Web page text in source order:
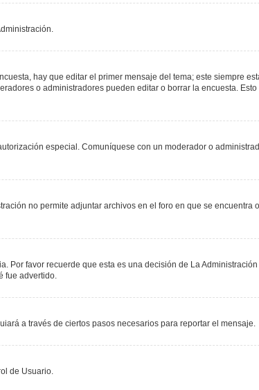
hay que editar el primer mensaje del tema; este siempre
o administradores pueden editar o borrar la encuesta.
especial. Comuníquese con un moderador o
no permite adjuntar archivos en el foro en que se encuentra
Por favor recuerde que esta es una decisión de La
fue advertido.
a través de ciertos pasos necesarios para reportar el mensaje.
de Usuario.